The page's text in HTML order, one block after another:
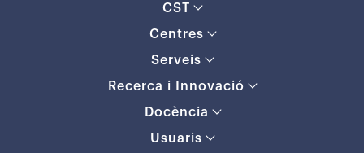
CST
Centres
Serveis
Recerca i Innovació
Docència
Usuaris